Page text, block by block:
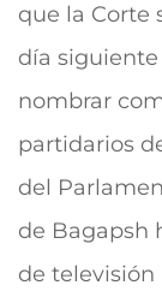
que la Corte
día
nombrar
partidarios
del
de Bagapsh
de televisión